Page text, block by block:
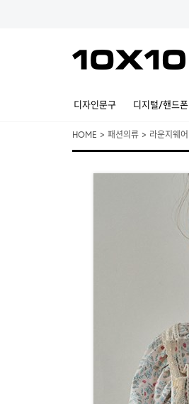
디자인문구 디지털/핸드폰
HOME > 패션의류 > 라운지웨어